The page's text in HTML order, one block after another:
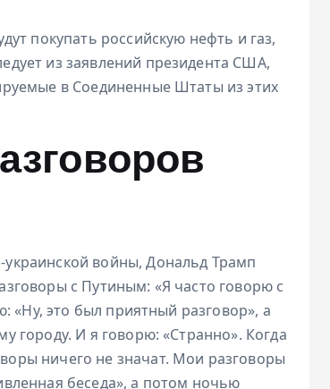
покупать российскую нефть и газ,
из заявлений президента США,
в Соединенные Штаты из этих
войны, Дональд Трамп
с Путиным: «Я часто говорю с
«Ну, это был приятный разговор», а
городу. И я говорю: «Странно». Когда
ничего не значат. Мои разговоры
беседа», а потом ночью